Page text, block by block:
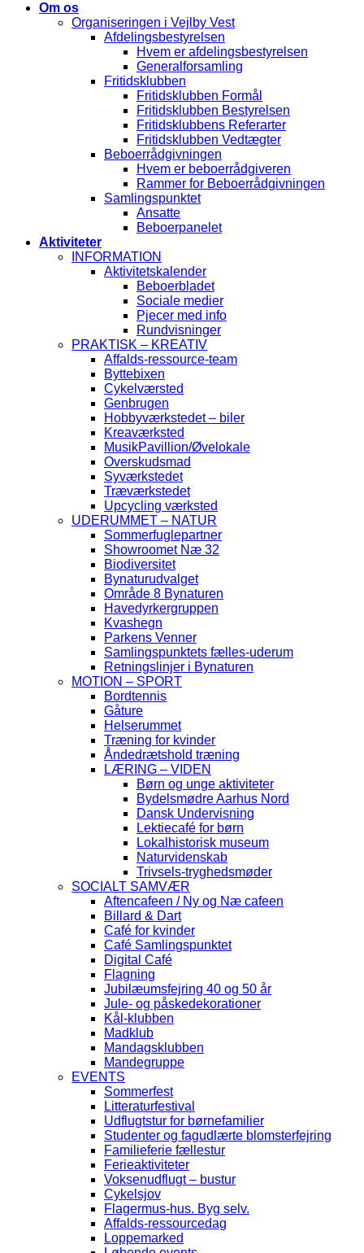
Om os
Organiseringen i Vejlby Vest
Afdelingsbestyrelsen
Hvem er afdelingsbestyrelsen
Generalforsamling
Fritidsklubben
Fritidsklubben Formål
Fritidsklubben Bestyrelsen
Fritidsklubbens Referarter
Fritidsklubben Vedtægter
Beboerrådgivningen
Hvem er beboerrådgiveren
Rammer for Beboerrådgivningen
Samlingspunktet
Ansatte
Beboerpanelet
Aktiviteter
INFORMATION
Aktivitetskalender
Beboerbladet
Sociale medier
Pjecer med info
Rundvisninger
PRAKTISK – KREATIV
Affalds-ressource-team
Byttebixen
Cykelværsted
Genbrugen
Hobbyværkstedet – biler
Kreaværksted
MusikPavillion/Øvelokale
Overskudsmad
Syværkstedet
Træværkstedet
Upcycling værksted
UDERUMMET – NATUR
Sommerfuglepartner
Showroomet Næ 32
Biodiversitet
Bynaturudvalget
Område 8 Bynaturen
Havedyrkergruppen
Kvashegn
Parkens Venner
Samlingspunktets fælles-uderum
Retningslinjer i Bynaturen
MOTION – SPORT
Bordtennis
Gåture
Helserummet
Træning for kvinder
Åndedrætshold træning
LÆRING – VIDEN
Børn og unge aktiviteter
Bydelsmødre Aarhus Nord
Dansk Undervisning
Lektiecafé for børn
Lokalhistorisk museum
Naturvidenskab
Trivsels-tryghedsmøder
SOCIALT SAMVÆR
Aftencafeen / Ny og Næ cafeen
Billard & Dart
Café for kvinder
Café Samlingspunktet
Digital Café
Flagning
Jubilæumsfejring 40 og 50 år
Jule- og påskedekorationer
Kål-klubben
Madklub
Mandagsklubben
Mandegruppe
EVENTS
Sommerfest
Litteraturfestival
Udflugtstur for børnefamilier
Studenter og fagudlærte blomsterfejring
Familieferie fællestur
Ferieaktiviteter
Voksenudflugt – bustur
Cykelsjov
Flagermus-hus. Byg selv.
Affalds-ressourcedag
Loppemarked